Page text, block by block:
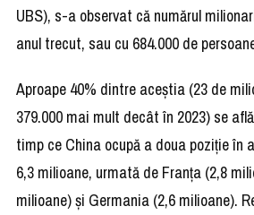
UBS), s-a observat că numărul
anul trecut, sau cu 684.000 de
Aproape 40% dintre aceştia (23 de
379.000 mai mult decât în 2023) se
timp ce China ocupă a doua poziţie în
6,3 milioane, urmată de Franţa (2,8
milioane) şi Germania (2,6 milioane).